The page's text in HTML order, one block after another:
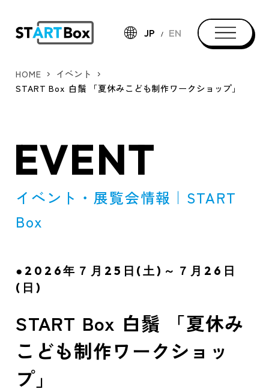
JP EN
HOME
イベント
START Box 白鬚 「夏休みこども制作ワークショップ」
EVENT
イベント・展覧会情報｜START
Box
●2026年７月25日(土)～７月26日
(日)
START Box 白鬚 「夏休み
こども制作ワークショッ
プ」